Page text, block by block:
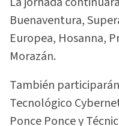
Buenaventura,
Europea, Hosanna,
Morazán.
También
Tecnológico
Ponce Ponce y